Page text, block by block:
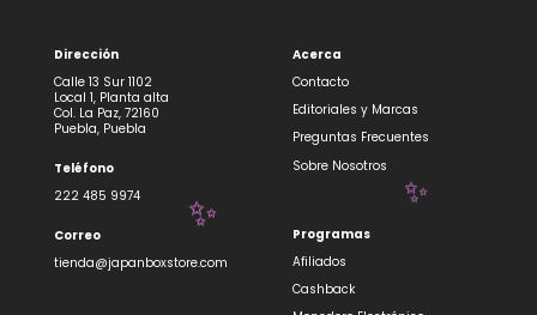
Dirección
Calle 13 Sur 1102
Local 1, Planta alta
Col. La Paz, 72160
Puebla, Puebla
Teléfono
222 485 9974
Correo
tienda@japanboxstore.com
Acerca
Contacto
Editoriales y Marcas
Preguntas Frecuentes
Sobre Nosotros
Programas
Afiliados
Cashback
✨ ✨